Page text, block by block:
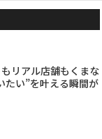
リアル店舗もくまな
たい”を叶える瞬間が